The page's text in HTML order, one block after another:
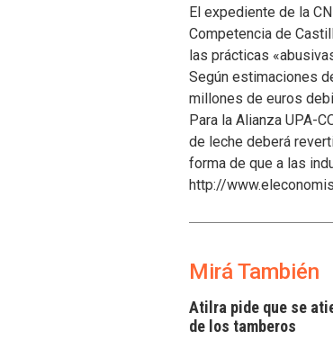
El expediente de la
Competencia de
las prácticas
Según estimaciones
millones de euros
Para la Alianza UPA-
de leche deberá
forma de que a las
http://
Mirá También
Atilra pide que se
de los tamberos